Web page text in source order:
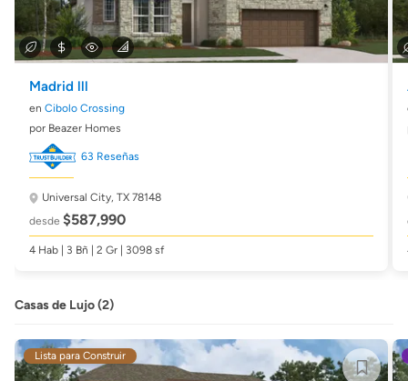
Madrid lll
en Cibolo Crossing
por Beazer Homes
63 Reseñas
Universal City, TX 78148
desde $587,990
4 Hab | 3 Bñ | 2 Gr | 3098 sf
Casas de Lujo (2)
Lista para Construir